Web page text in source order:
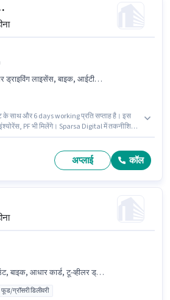
लाइसेंस, बाइक, आईटीआई, सर्विसिंग
के साथ और 6 days working प्रति सप्ताह है। इस
PF भी मिलेंगे। Sparsa Digital में तकनीशियन
अप्लाई कॉल
टू-व्हीलर ड्राइविंग, PAN कार्ड, स्मार्टफोन, साइकिल
फूड/ग्रॉसरी डिलीवरी